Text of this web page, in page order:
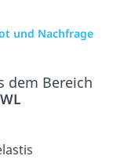
und Nachfrage
dem Bereich